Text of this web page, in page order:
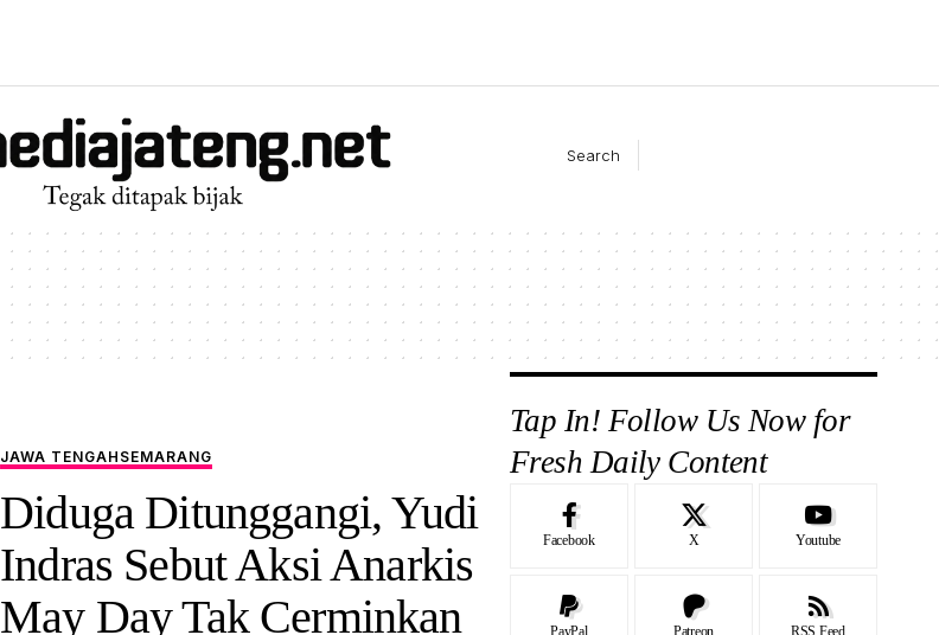
Search
JAWA TENGAH SEMARANG
Diduga Ditunggangi, Yudi
Indras Sebut Aksi Anarkis
May Day Tak Cerminkan
Tap In! Follow Us Now for
Fresh Daily Content
Facebook X Youtube
PayPal Patreon RSS Feed